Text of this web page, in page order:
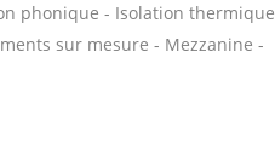
phonique - Isolation thermique
sur mesure - Mezzanine -